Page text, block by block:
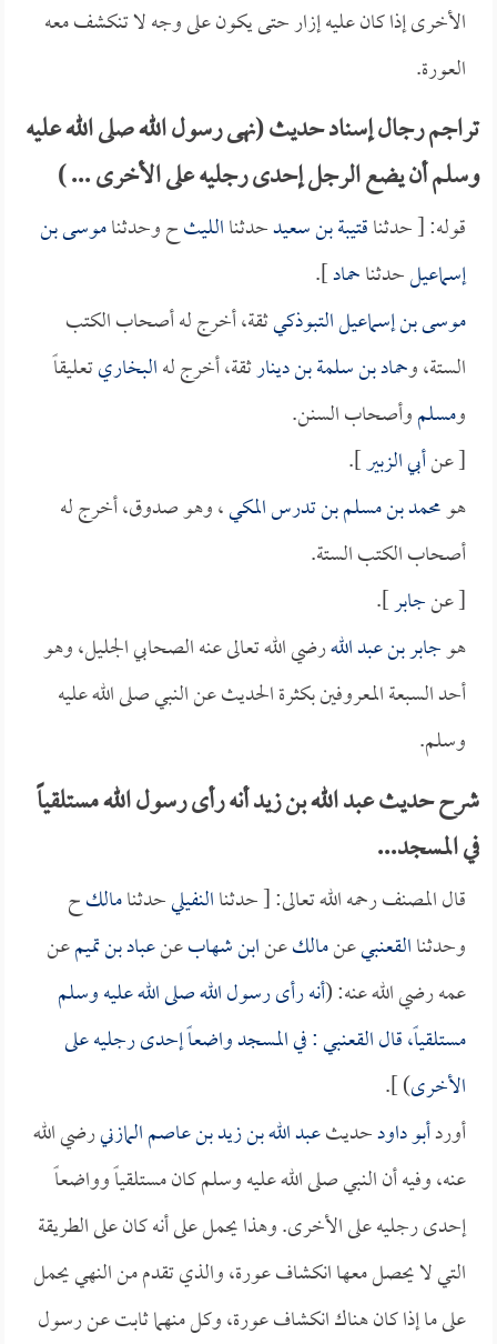
الأخرى إذا كان عليه إزار حتى يكون على وجه لا تنكشف معه
العورة.
تراجم رجال إسناد حديث (نهى رسول الله صلى الله عليه
وسلم أن يضع الرجل إحدى رجليه على الأخرى ... )
قوله: [ حدثناقتيبة بن سعيدحدثناالليثح وحدثناموسى بن
إسماعيلحدثناحماد].
موسى بن إسماعيل التبوذكيثقة، أخرج له أصحاب الكتب
الستة، وحماد بن سلمة بن دينارثقة، أخرج لهالبخاريتعليقاً
ومسلموأصحاب السنن.
[ عنأبي الزبير].
هومحمد بن مسلم بن تدرس المكي، وهو صدوق، أخرج له
أصحاب الكتب الستة.
[ عنجابر].
هوجابر بن عبد اللهرضي الله تعالى عنه الصحابي الجليل، وهو
أحد السبعة المعروفين بكثرة الحديث عن النبي صلى الله عليه
وسلم.
شرح حديث عبد الله بن زيد أنه رأى رسول الله مستلقياً
في المسجد...
قال المصنف رحمه الله تعالى: [ حدثناالنفيليحدثنامالكح
وحدثناالقعنبيعنمالكعنابن شهابعنعباد بن تميمعن
عمه رضي الله عنه: (أنه رأى رسول الله صلى الله عليه وسلم
مستلقياً، قالالقعنبي: في المسجد واضعاً إحدى رجليه على
الأخرى) ].
أوردأبو داودحديثعبد الله بن زيد بن عاصم المازنيرضي الله
عنه، وفيه أن النبي صلى الله عليه وسلم كان مستلقياً وواضعاً
إحدى رجليه على الأخرى. وهذا يحمل على أنه كان على الطريقة
التي لا يحصل معها انكشاف عورة، والذي تقدم من النهي يحمل
على ما إذا كان هناك انكشاف عورة، وكل منهما ثابت عن رسول